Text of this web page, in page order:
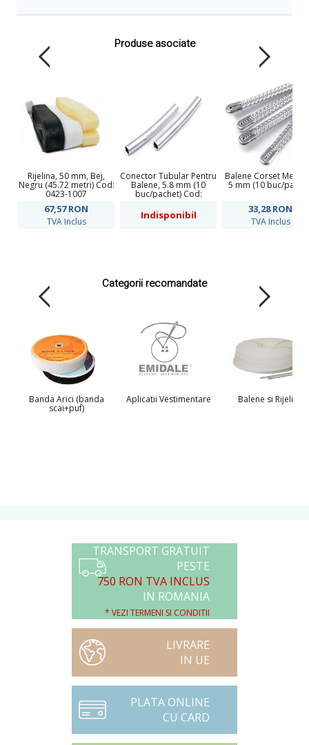
Produse asociate
Rijelina, 50 mm, Bej,
Negru (45.72 metri) Cod:
0423-1007
67,57RON
TVA Inclus
Conector Tubular Pentru
Balene, 5.8 mm (10
buc/pachet) Cod:
Indisponibil
Balene Corset
5 mm (10 buc/
33,28RON
TVA Inclus
Categorii recomandate
Banda Arici (banda
scai+puf)
Aplicatii Vestimentare Balene si Rijelina
TRANSPORT GRATUIT
PESTE
750 RON TVA INCLUS
IN ROMANIA
* VEZI TERMENI SI CONDITII
LIVRARE
IN UE
PLATA ONLINE
CU CARD